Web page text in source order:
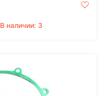
В наличии: 3